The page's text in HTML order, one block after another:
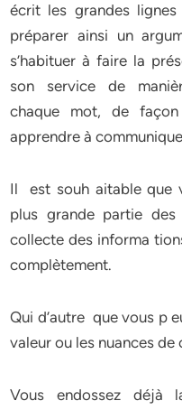
écrit les grandes
préparer ainsi un
s’habituer à faire la
son service de
chaque mot, de
apprendre à
Il est souh aitable que
plus grande partie
collecte des informa
complètement.
Qui d’autre que vous p
valeur ou les nuances
Vous endossez déjà